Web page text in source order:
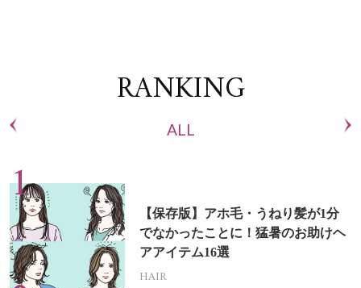
RANKING
ALL
【保存版】アホ毛・うねり髪が1分
でなかったことに！猛暑のお助けヘ
アアイテム16選
HAIR